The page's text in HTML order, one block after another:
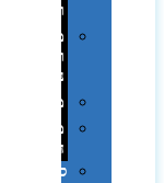
וספא
מזוודות
ותיקי
נסיעות
מטריות
מוצרי
חוף
סביבת